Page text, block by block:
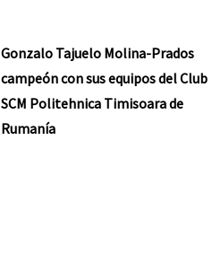
Gonzalo Tajuelo Molina-Prados
campeón con sus equipos del Club
SCM Politehnica Timisoara de
Rumanía